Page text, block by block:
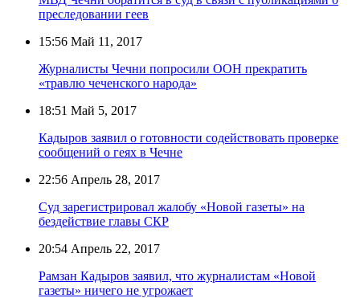
преследовании геев
15:56 Май 11, 2017
Журналисты Чечни попросили ООН прекратить
«травлю чеченского народа»
18:51 Май 5, 2017
Кадыров заявил о готовности содействовать проверке
сообщений о геях в Чечне
22:56 Апрель 28, 2017
Суд зарегистрировал жалобу «Новой газеты» на
бездействие главы СКР
20:54 Апрель 22, 2017
Рамзан Кадыров заявил, что журналистам «Новой
газеты» ничего не угрожает